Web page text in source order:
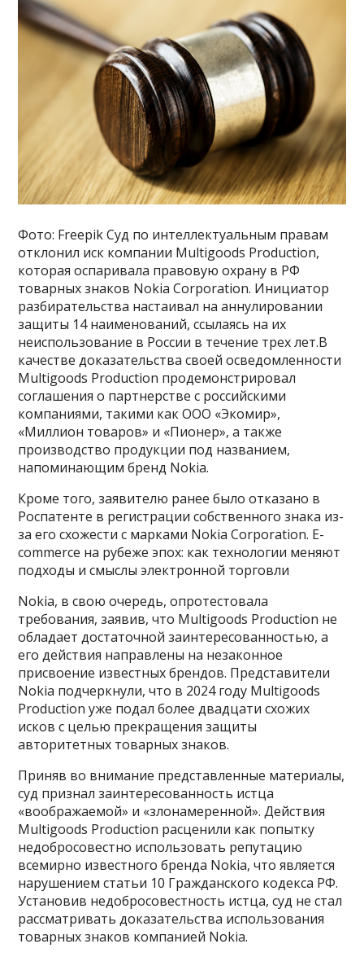
Фото: Freepik Суд по интеллектуальным правам
отклонил иск компании Multigoods Production,
которая оспаривала правовую охрану в РФ
товарных знаков Nokia Corporation. Инициатор
разбирательства настаивал на аннулировании
защиты 14 наименований, ссылаясь на их
неиспользование в России в течение трех лет.В
качестве доказательства своей осведомленности
Multigoods Production продемонстрировал
соглашения о партнерстве с российскими
компаниями, такими как ООО «Экомир»,
«Миллион товаров» и «Пионер», а также
производство продукции под названием,
напоминающим бренд Nokia.
Кроме того, заявителю ранее было отказано в
Роспатенте в регистрации собственного знака из-
за его схожести с марками Nokia Corporation. E-
commerce на рубеже эпох: как технологии меняют
подходы и смыслы электронной торговли
Nokia, в свою очередь, опротестовала
требования, заявив, что Multigoods Production не
обладает достаточной заинтересованностью, а
его действия направлены на незаконное
присвоение известных брендов. Представители
Nokia подчеркнули, что в 2024 году Multigoods
Production уже подал более двадцати схожих
исков с целью прекращения защиты
авторитетных товарных знаков.
Приняв во внимание представленные материалы,
суд признал заинтересованность истца
«воображаемой» и «злонамеренной». Действия
Multigoods Production расценили как попытку
недобросовестно использовать репутацию
всемирно известного бренда Nokia, что является
нарушением статьи 10 Гражданского кодекса РФ.
Установив недобросовестность истца, суд не стал
рассматривать доказательства использования
товарных знаков компанией Nokia.